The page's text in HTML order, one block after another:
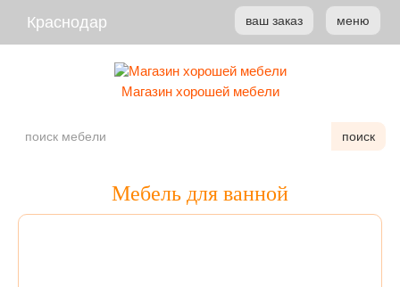
ваш заказ меню
Краснодар
Магазин хорошей мебели
поиск
Мебель для ванной